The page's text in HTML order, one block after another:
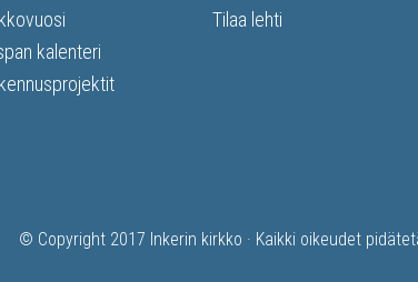
kalenteri
Tilaa lehti
© Copyright 2017 Inkerin kirkko · Kaikki oikeudet